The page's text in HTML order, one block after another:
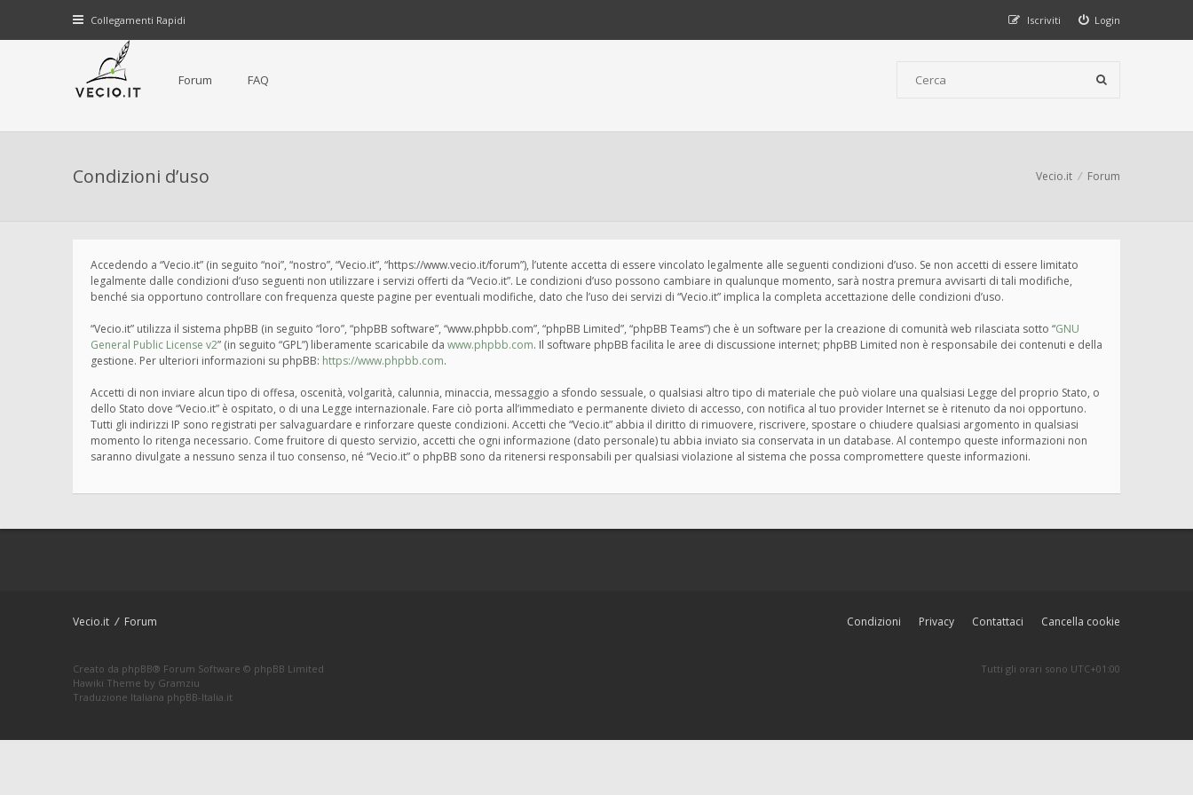
Collegamenti Rapidi Login
Iscriviti
Forum FAQ
Condizioni d’uso Vecio.it Forum
Accedendo a “Vecio.it” (in seguito “noi”, “nostro”, “Vecio.it”, “https://www.vecio.it/forum”), l’utente accetta di essere vincolato legalmente alle seguenti condizioni d’uso. Se non accetti di essere limitato
legalmente dalle condizioni d’uso seguenti non utilizzare i servizi offerti da “Vecio.it”. Le condizioni d’uso possono cambiare in qualunque momento, sarà nostra premura avvisarti di tali modifiche,
benché sia opportuno controllare con frequenza queste pagine per eventuali modifiche, dato che l’uso dei servizi di “Vecio.it” implica la completa accettazione delle condizioni d’uso.
“Vecio.it” utilizza il sistema phpBB (in seguito “loro”, “phpBB software”, “www.phpbb.com”, “phpBB Limited”, “phpBB Teams”) che è un software per la creazione di comunità web rilasciata sotto “GNU
General Public License v2” (in seguito “GPL”) liberamente scaricabile da www.phpbb.com. Il software phpBB facilita le aree di discussione internet; phpBB Limited non è responsabile dei contenuti e della
gestione. Per ulteriori informazioni su phpBB: https://www.phpbb.com.
Accetti di non inviare alcun tipo di offesa, oscenità, volgarità, calunnia, minaccia, messaggio a sfondo sessuale, o qualsiasi altro tipo di materiale che può violare una qualsiasi Legge del proprio Stato, o
dello Stato dove “Vecio.it” è ospitato, o di una Legge internazionale. Fare ciò porta all’immediato e permanente divieto di accesso, con notifica al tuo provider Internet se è ritenuto da noi opportuno.
Tutti gli indirizzi IP sono registrati per salvaguardare e rinforzare queste condizioni. Accetti che “Vecio.it” abbia il diritto di rimuovere, riscrivere, spostare o chiudere qualsiasi argomento in qualsiasi
momento lo ritenga necessario. Come fruitore di questo servizio, accetti che ogni informazione (dato personale) tu abbia inviato sia conservata in un database. Al contempo queste informazioni non
saranno divulgate a nessuno senza il tuo consenso, né “Vecio.it” o phpBB sono da ritenersi responsabili per qualsiasi violazione al sistema che possa compromettere queste informazioni.
Vecio.it Forum Cancella cookie
Contattaci
Privacy
Condizioni
Creato da phpBB® Forum Software © phpBB Limited
Hawiki Theme by Gramziu
Traduzione Italiana phpBB-Italia.it
Tutti gli orari sono UTC+01:00